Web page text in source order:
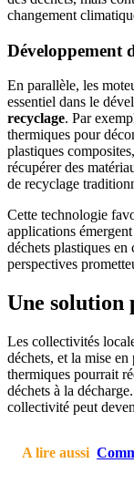
changement
Développement
En parallèle, les
essentiel dans le
recyclage. Par
thermiques pour
plastiques
récupérer des
de recyclage
Cette technologie
applications
déchets plastiques
perspectives
Une solution
Les collectivités
déchets, et la mise en
thermiques pourrait
déchets à la
collectivité peut
A lire aussi